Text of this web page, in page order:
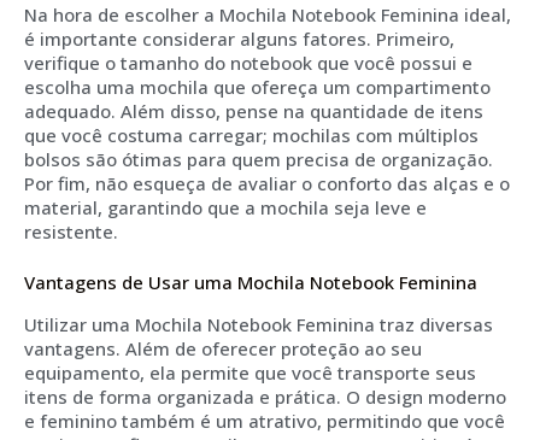
Na hora de escolher a Mochila Notebook Feminina ideal,
é importante considerar alguns fatores. Primeiro,
verifique o tamanho do notebook que você possui e
escolha uma mochila que ofereça um compartimento
adequado. Além disso, pense na quantidade de itens
que você costuma carregar; mochilas com múltiplos
bolsos são ótimas para quem precisa de organização.
Por fim, não esqueça de avaliar o conforto das alças e o
material, garantindo que a mochila seja leve e
resistente.
Vantagens de Usar uma Mochila Notebook Feminina
Utilizar uma Mochila Notebook Feminina traz diversas
vantagens. Além de oferecer proteção ao seu
equipamento, ela permite que você transporte seus
itens de forma organizada e prática. O design moderno
e feminino também é um atrativo, permitindo que você